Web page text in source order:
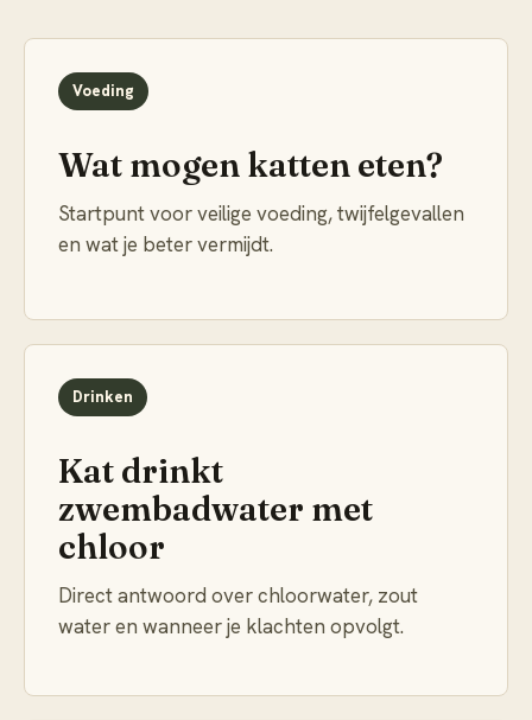
Voeding
Wat mogen katten eten?
Startpunt voor veilige voeding, twijfelgevallen
en wat je beter vermijdt.
Drinken
Kat drinkt
zwembadwater met
chloor
Direct antwoord over chloorwater, zout
water en wanneer je klachten opvolgt.